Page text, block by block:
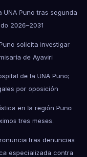
UNA Puno tras segunda
2026–2031
solicita investigar
de Ayaviri
de la UNA Puno;
por oposición
en la región Puno
tres meses.
tras denuncias
especializada contra